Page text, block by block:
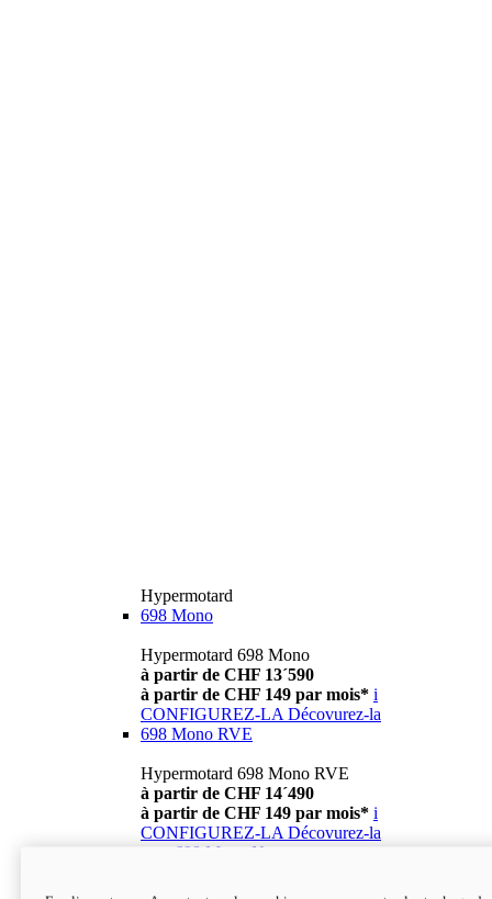
Hypermotard
698 Mono
Hypermotard 698 Mono
à partir de CHF 13´590
à partir de CHF 149 par mois* i
CONFIGUREZ-LA Décovurez-la
698 Mono RVE
Hypermotard 698 Mono RVE
à partir de CHF 14´490
à partir de CHF 149 par mois* i
CONFIGUREZ-LA Décovurez-la
698 Mono Nera
Hypermotard 698 Mono Nera